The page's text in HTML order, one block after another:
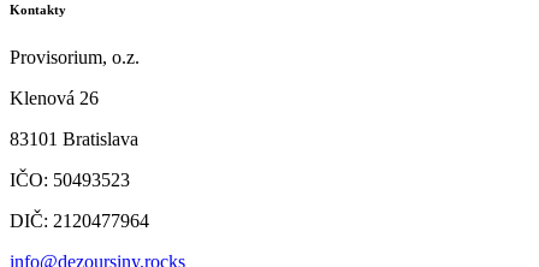
Kontakty
Provisorium, o.z.
Klenová 26
83101 Bratislava
IČO: 50493523
DIČ: 2120477964
info@dezoursiny.rocks